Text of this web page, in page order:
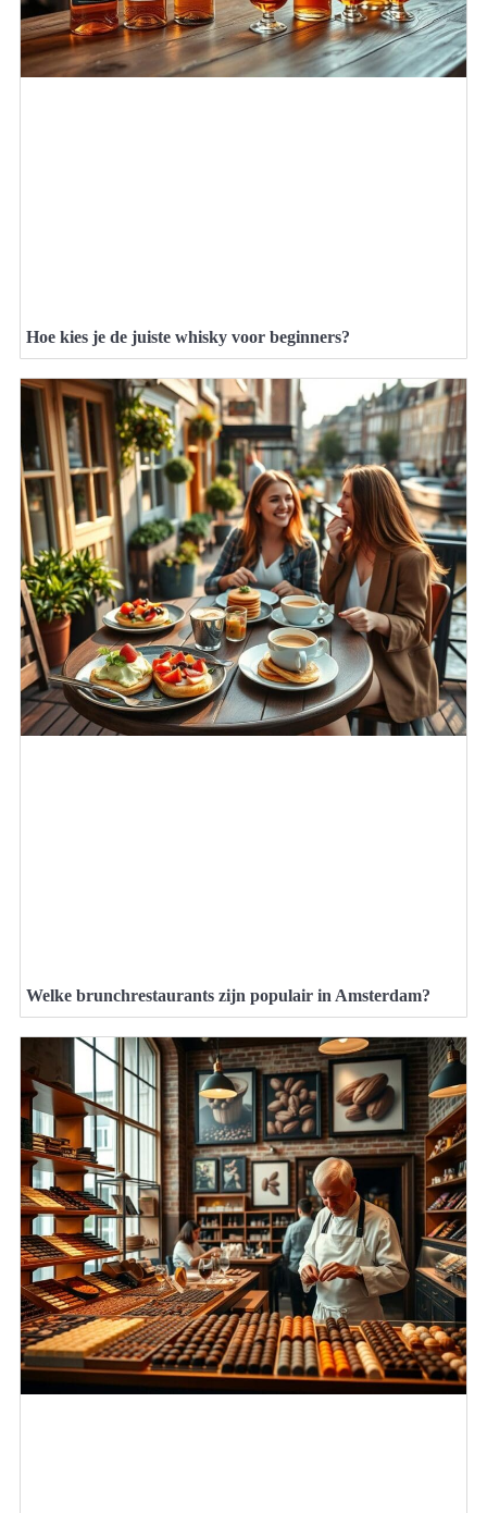
Hoe kies je de juiste whisky voor beginners?
Welke brunchrestaurants zijn populair in Amsterdam?